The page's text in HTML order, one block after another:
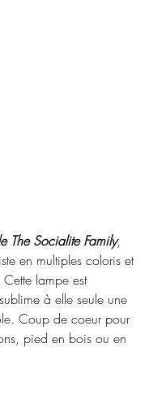
The Socialite Family,
en multiples coloris et
lampe est
à elle seule une
Coup de coeur pour
pied en bois ou en